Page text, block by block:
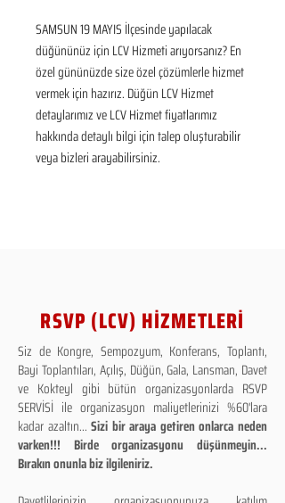
SAMSUN 19 MAYIS İlçesinde yapılacak
düğününüz için LCV Hizmeti arıyorsanız? En
özel gününüzde size özel çözümlerle hizmet
vermek için hazırız. Düğün LCV Hizmet
detaylarımız ve LCV Hizmet fiyatlarımız
hakkında detaylı bilgi için talep oluşturabilir
veya bizleri arayabilirsiniz.
RSVP (LCV) HİZMETLERİ
Siz de Kongre, Sempozyum, Konferans, Toplantı,
Bayi Toplantıları, Açılış, Düğün, Gala, Lansman, Davet
ve Kokteyl gibi bütün organizasyonlarda RSVP
SERVİSİ ile organizasyon maliyetlerinizi %60'lara
kadar azaltın...Sizi bir araya getiren onlarca neden
varken!!! Birde organizasyonu düşünmeyin...
Bırakın onunla biz ilgileniriz.